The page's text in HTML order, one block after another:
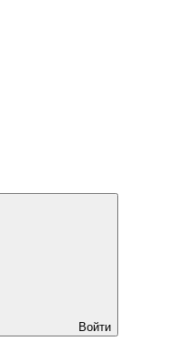
Войти